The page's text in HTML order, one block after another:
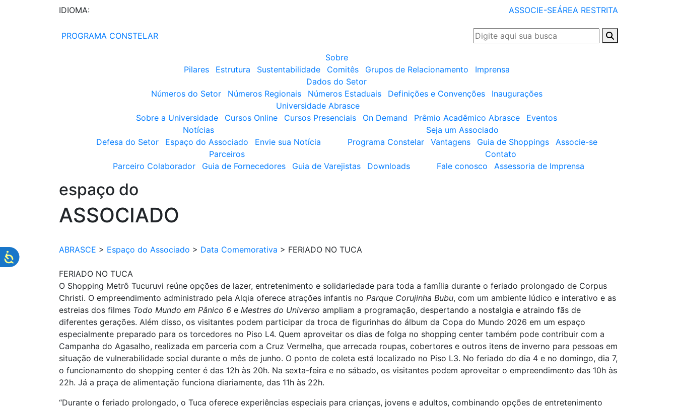
IDIOMA: ASSOCIE-SEÁREA RESTRITA
PROGRAMA CONSTELAR
Sobre
Pilares
Estrutura Sustentabilidade Comitês Grupos de Relacionamento
Imprensa
Dados do Setor
Números do Setor
Números Regionais Números Estaduais Definições e Convenções
Inaugurações
Universidade Abrasce
Sobre a Universidade
Cursos Online Cursos Presenciais On Demand Prêmio Acadêmico Abrasce
Eventos
Notícias
Defesa do Setor
Espaço do Associado Envie sua Notícia
Seja um Associado
Programa Constelar
Vantagens Guia de Shoppings
Associe-se
Parceiros
Parceiro Colaborador
Guia de Fornecedores Guia de Varejistas Downloads
Contato
Fale conosco
Assessoria de Imprensa
espaço do
ASSOCIADO
ABRASCE > Espaço do Associado > Data Comemorativa > FERIADO NO TUCA
FERIADO NO TUCA
O Shopping Metrô Tucuruvi reúne opções de lazer, entretenimento e solidariedade para toda a família durante o feriado prolongado de Corpus
Christi. O empreendimento administrado pela Alqia oferece atrações infantis no Parque Corujinha Bubu, com um ambiente lúdico e interativo e as
estreias dos filmes Todo Mundo em Pânico 6 e Mestres do Universo ampliam a programação, despertando a nostalgia e atraindo fãs de
diferentes gerações. Além disso, os visitantes podem participar da troca de figurinhas do álbum da Copa do Mundo 2026 em um espaço
especialmente preparado para os torcedores no Piso L4. Quem aproveitar os dias de folga no shopping center também pode contribuir com a
Campanha do Agasalho, realizada em parceria com a Cruz Vermelha, que arrecada roupas, cobertores e outros itens de inverno para pessoas em
situação de vulnerabilidade social durante o mês de junho. O ponto de coleta está localizado no Piso L3. No feriado do dia 4 e no domingo, dia 7,
o funcionamento do shopping center é das 12h às 20h. Na sexta-feira e no sábado, os visitantes podem aproveitar o empreendimento das 10h às
22h. Já a praça de alimentação funciona diariamente, das 11h às 22h.
“Durante o feriado prolongado, o Tuca oferece experiências especiais para crianças, jovens e adultos, combinando opções de entretenimento